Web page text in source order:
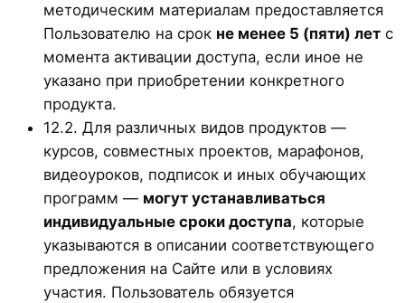
методическим материалам предоставляется
Пользователю на срок не менее 5 (пяти) лет с
момента активации доступа, если иное не
указано при приобретении конкретного
продукта.
12.2. Для различных видов продуктов —
курсов, совместных проектов, марафонов,
видеоуроков, подписок и иных обучающих
программ — могут устанавливаться
индивидуальные сроки доступа, которые
указываются в описании соответствующего
предложения на Сайте или в условиях
участия. Пользователь обязуется